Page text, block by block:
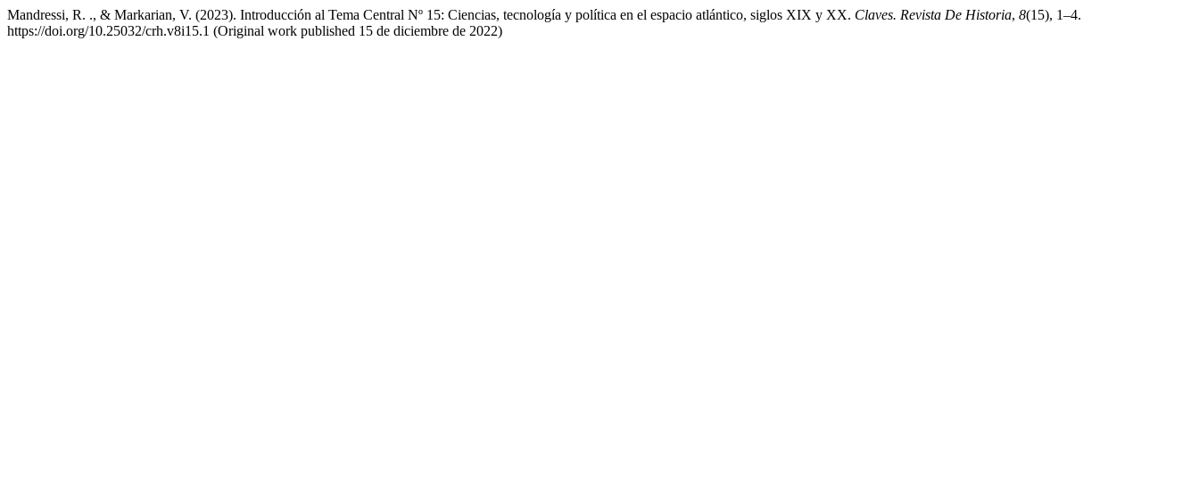
Mandressi, R. ., & Markarian, V. (2023). Introducción al Tema Central Nº 15: Ciencias, tecnología y política en el espacio atlántico, siglos XIX y XX. Claves. Revista De Historia, 8(15), 1–4.
https://doi.org/10.25032/crh.v8i15.1 (Original work published 15 de diciembre de 2022)